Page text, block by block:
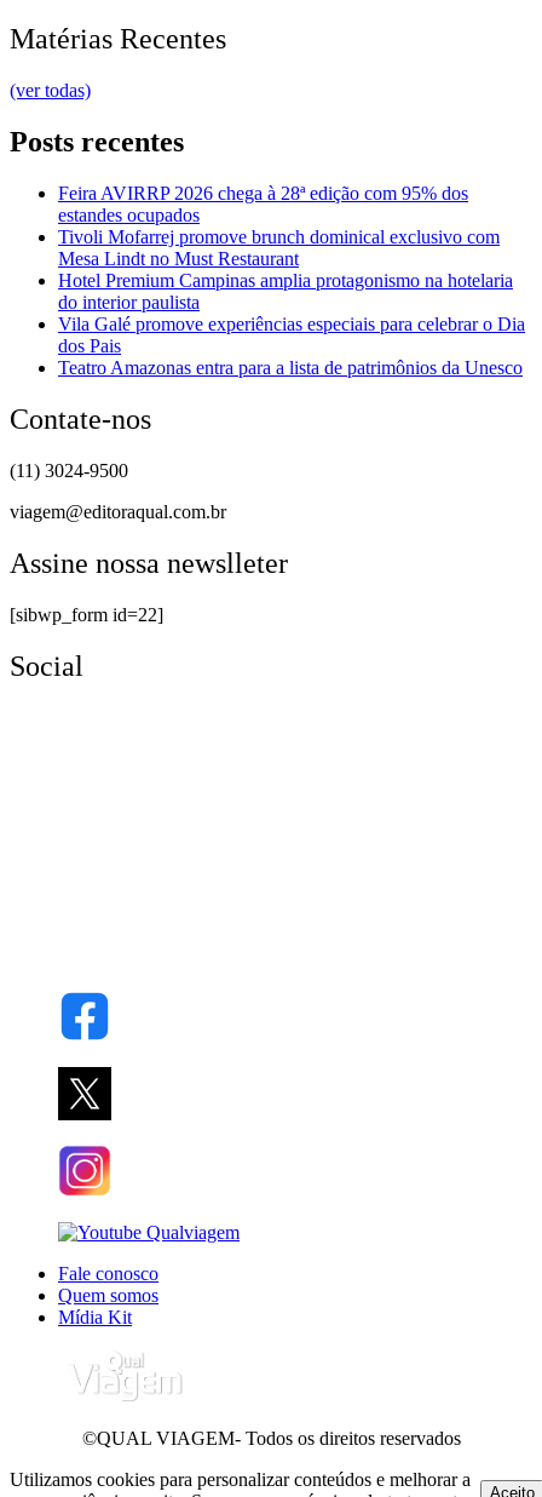
Matérias Recentes
(ver todas)
Posts recentes
Feira AVIRRP 2026 chega à 28ª edição com 95% dos
estandes ocupados
Tivoli Mofarrej promove brunch dominical exclusivo com
Mesa Lindt no Must Restaurant
Hotel Premium Campinas amplia protagonismo na hotelaria
do interior paulista
Vila Galé promove experiências especiais para celebrar o Dia
dos Pais
Teatro Amazonas entra para a lista de patrimônios da Unesco
Contate-nos
(11) 3024-9500
viagem@editoraqual.com.br
Assine nossa newslleter
[sibwp_form id=22]
Social
Fale conosco
Quem somos
Mídia Kit
©QUAL VIAGEM- Todos os direitos reservados
Utilizamos cookies para personalizar conteúdos e melhorar a
Aceito